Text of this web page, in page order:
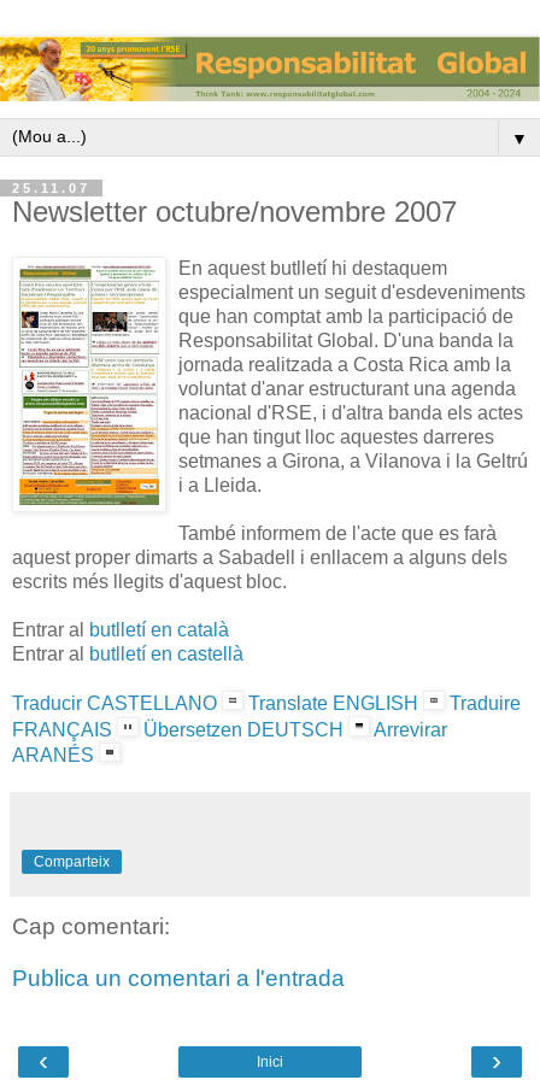
▼
25.11.07
Newsletter octubre/novembre 2007
En aquest butlletí hi destaquem
especialment un seguit d'esdeveniments
que han comptat amb la participació de
Responsabilitat Global. D'una banda la
jornada realitzada a Costa Rica amb la
voluntat d'anar estructurant una agenda
nacional d'RSE, i d'altra banda els actes
que han tingut lloc aquestes darreres
setmanes a Girona, a Vilanova i la Geltrú
i a Lleida.
També informem de l'acte que es farà
aquest proper dimarts a Sabadell i enllacem a alguns dels
escrits més llegits d'aquest bloc.
Entrar al
butlletí en català
Entrar al
butlletí en castellà
Traducir CASTELLANO Translate ENGLISH
Traduire
FRANÇAIS
Übersetzen DEUTSCH
Arrevirar
ARANÉS
Comparteix
Cap comentari:
Publica un comentari a l'entrada
‹ ›
Inici